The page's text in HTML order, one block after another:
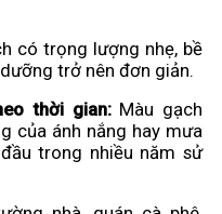
có trọng lượng nhẹ, bề
trở nên đơn giản.
thời gian:Màu gạch
của ánh nắng hay mưa
trong nhiều năm sử